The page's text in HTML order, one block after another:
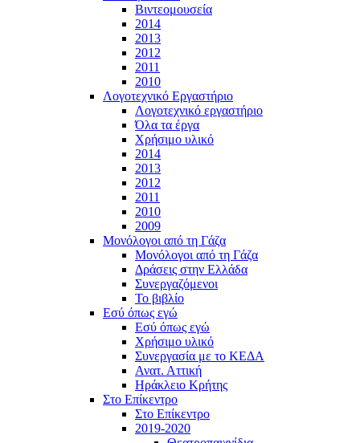
Βιντεομουσεία
2014
2013
2012
2011
2010
Λογοτεχνικό Εργαστήριο
Λογοτεχνικό εργαστήριο
Όλα τα έργα
Χρήσιμο υλικό
2014
2013
2012
2011
2010
2009
Μονόλογοι από τη Γάζα
Μονόλογοι από τη Γάζα
Δράσεις στην Ελλάδα
Συνεργαζόμενοι
To βιβλίο
Εσύ όπως εγώ
Εσύ όπως εγώ
Χρήσιμο υλικό
Συνεργασία με το ΚΕΔΑ
Ανατ. Αττική
Ηράκλειο Κρήτης
Στο Επίκεντρο
Στο Επίκεντρο
2019-2020